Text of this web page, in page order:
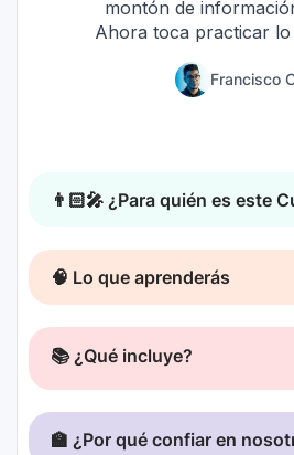
👨🏻‍🎤 ¿Para quién es este
Este es un Curso 100%
músicos
🧠 Lo que aprenderás
📚 ¿Qué incluye?
🏫 ¿Por qué confiar en